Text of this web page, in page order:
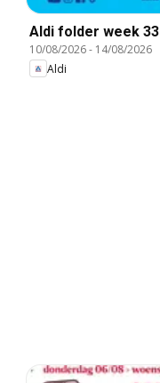
Aldi folder week 33
10/08/2026- 14/08/2026
Aldi